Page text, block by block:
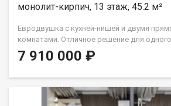
монолит-кирпич, 13 этаж, 45.2 м²
Евродвушка с кухней-нишей и двумя
комнатами. Отличное решение для
человека или семьи из двух человек.
окна). Группа строительных компаний
7 910 000 ₽